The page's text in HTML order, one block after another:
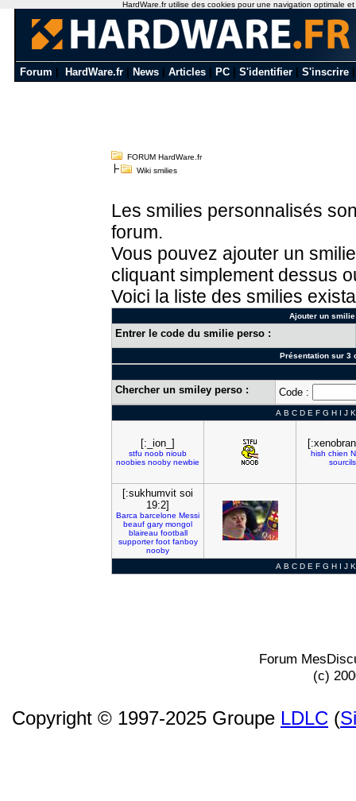
Forum HardWare.fr News Articles PC S'identifier S'inscrire
FORUM HardWare.fr
Wiki smilies
Les smilies personnalisés
forum.
Vous pouvez ajouter un
cliquant simplement dessus
Voici la liste des smilies
Ajouter un
Entrer le code du smilie perso :
Présentation sur 3
Chercher un smiley perso : Code :
A B C D E F G H I J K
[:_ion_]
stfu noob nioub
noobies nooby newbie
hish chien
sourcils
[:sukhumvit soi
19:2]
Barca barcelone Messi
beauf gary mongol
blaireau football
supporter foot fanboy
nooby
A B C D E F G H I J K
Forum
(c)
Copyright © 1997-2025 Groupe LDLC (
HardWare.fr utilise des cookies pour une navigation optimale